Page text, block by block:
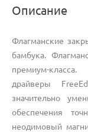
Описание
Флагманские
бамбука.
премиум-
драйверы
значительно
обеспечения
неодимовый